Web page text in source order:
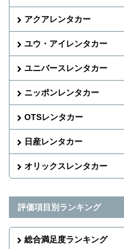
アクアレンタカー
ユウ・アイレンタカー
ユニバースレンタカー
ニッポンレンタカー
OTSレンタカー
日産レンタカー
オリックスレンタカー
評価項目別ランキング
総合満足度ランキング